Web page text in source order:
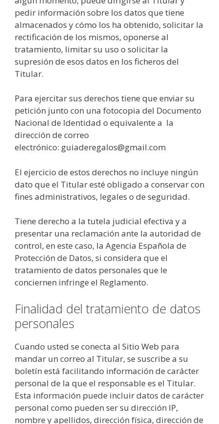
pedir información sobre los datos que tiene
almacenados y cómo los ha obtenido, solicitar la
rectificación de los mismos, oponerse al
tratamiento, limitar su uso o solicitar la
supresión de esos datos en los ficheros del
Titular.
Para ejercitar sus derechos tiene que enviar su
petición junto con una fotocopia del Documento
Nacional de Identidad o equivalente a la
dirección de correo
electrónico: guiaderegalos@gmail.com
El ejercicio de estos derechos no incluye ningún
dato que el Titular esté obligado a conservar con
fines administrativos, legales o de seguridad.
Tiene derecho a la tutela judicial efectiva y a
presentar una reclamación ante la autoridad de
control, en este caso, la Agencia Española de
Protección de Datos, si considera que el
tratamiento de datos personales que le
conciernen infringe el Reglamento.
Finalidad del tratamiento de datos
personales
Cuando usted se conecta al Sitio Web para
mandar un correo al Titular, se suscribe a su
boletín está facilitando información de carácter
personal de la que el responsable es el Titular.
Esta información puede incluir datos de carácter
personal como pueden ser su dirección IP,
nombre y apellidos, dirección física, dirección de